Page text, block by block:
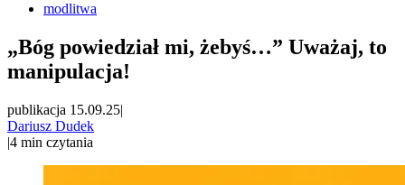
modlitwa
„Bóg powiedział mi, żebyś…” Uważaj, to
manipulacja!
publikacja 15.09.25|
Dariusz Dudek
|4 min czytania